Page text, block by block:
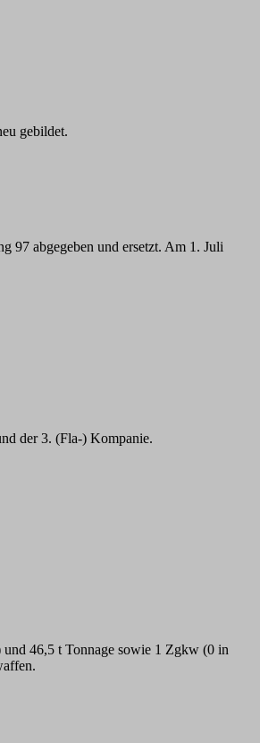
gebildet.
97 abgegeben und ersetzt. Am 1. Juli
der 3. (Fla-) Kompanie.
46,5 t Tonnage sowie 1 Zgkw (0 in